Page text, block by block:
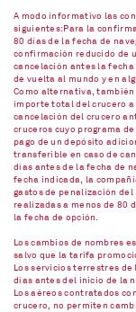
A modo informativo las
siguientes:Para la
80 días de la fecha de
confirmación reducido de
cancelación antes la
de vuelta al mundo y en
Como alternativa,
importe total del crucero a
cancelación del crucero
cruceros cuyo programa
pago de un depósito
transferible en caso de
días antes de la fecha de
fecha indicada, la
gastos de penalización
realizadas a menos de 80
la fecha de opción.
Los cambios de nombres
salvo que la tarifa
Los servicios terrestres
días antes del inicio de la
Los aéreos contratados
crucero, no permiten